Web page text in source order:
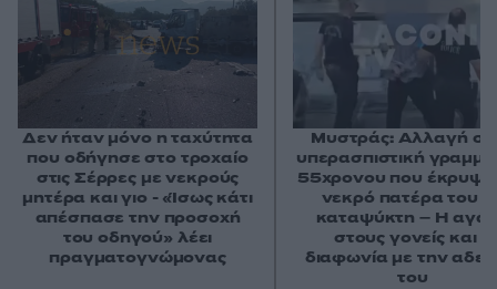
Δεν ήταν μόνο η ταχύτητα
που οδήγησε στο τροχαίο
στις Σέρρες με νεκρούς
μητέρα και γιο - «Ίσως κάτι
απέσπασε την προσοχή
του οδηγού» λέει
πραγματογνώμονας
Μυστράς: Αλλαγή
υπερασπιστική
55χρονου που έκρυψε
νεκρό πατέρα του
καταψύκτη – Η
στους γονείς και η
διαφωνία με την
του